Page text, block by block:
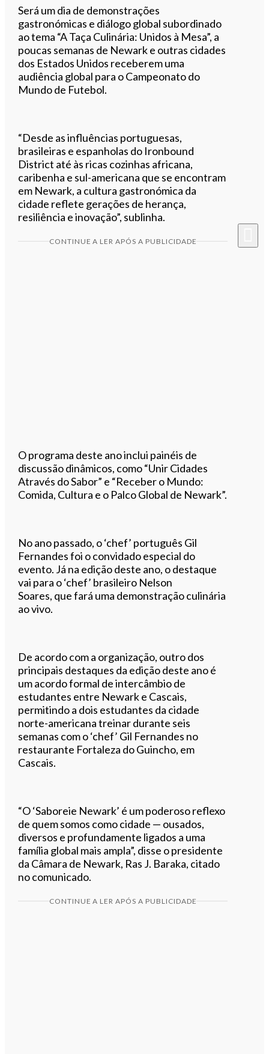
Será um dia de demonstrações
gastronómicas e diálogo global subordinado
ao tema “A Taça Culinária: Unidos à Mesa”, a
poucas semanas de Newark e outras cidades
dos Estados Unidos receberem uma
audiência global para o Campeonato do
Mundo de Futebol.
“Desde as influências portuguesas,
brasileiras e espanholas do Ironbound
District até às ricas cozinhas africana,
caribenha e sul-americana que se encontram
em Newark, a cultura gastronómica da
cidade reflete gerações de herança,
resiliência e inovação”, sublinha.
CONTINUE A LER APÓS A PUBLICIDADE
O programa deste ano inclui painéis de
discussão dinâmicos, como “Unir Cidades
Através do Sabor” e “Receber o Mundo:
Comida, Cultura e o Palco Global de Newark”.
No ano passado, o ‘chef’ português Gil
Fernandes foi o convidado especial do
evento. Já na edição deste ano, o destaque
vai para o ‘chef’ brasileiro Nelson
Soares, que fará uma demonstração culinária
ao vivo.
De acordo com a organização, outro dos
principais destaques da edição deste ano é
um acordo formal de intercâmbio de
estudantes entre Newark e Cascais,
permitindo a dois estudantes da cidade
norte-americana treinar durante seis
semanas com o ‘chef’ Gil Fernandes no
restaurante Fortaleza do Guincho, em
Cascais.
“O ‘Saboreie Newark’ é um poderoso reflexo
de quem somos como cidade — ousados,
diversos e profundamente ligados a uma
família global mais ampla”, disse o presidente
da Câmara de Newark, Ras J. Baraka, citado
no comunicado.
CONTINUE A LER APÓS A PUBLICIDADE